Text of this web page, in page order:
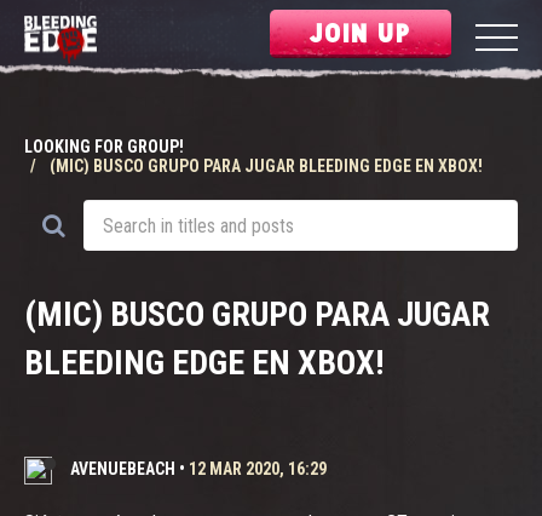
JOIN UP
LOOKING FOR GROUP!
(MIC) BUSCO GRUPO PARA JUGAR BLEEDING EDGE EN XBOX!
(MIC) BUSCO GRUPO PARA JUGAR
BLEEDING EDGE EN XBOX!
AVENUEBEACH • 12 MAR 2020, 16:29